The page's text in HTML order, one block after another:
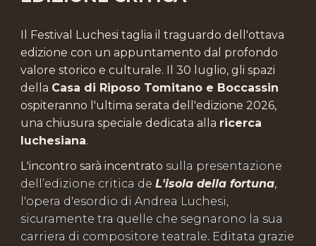
Il Festival Luchesi taglia il traguardo dell'ottava
edizione con un appuntamento dal profondo
valore storico e culturale. Il 30 luglio, gli spazi
della Casa di Riposo Tomitano e Boccassin
ospiteranno l'ultima serata dell'edizione 2026,
una chiusura speciale dedicata alla ricerca
luchesiana.
L'incontro sarà incentrato sulla presentazione
dell’edizione critica de L'isola della fortuna,
l'opera d'esordio di Andrea Luchesi,
sicuramente tra quelle che segnarono la sua
carriera di compositore teatrale. Editata grazie